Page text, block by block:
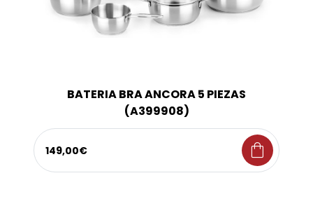
BATERIA BRA ANCORA 5 PIEZAS
(A399908)
149,00€ shopping_bag